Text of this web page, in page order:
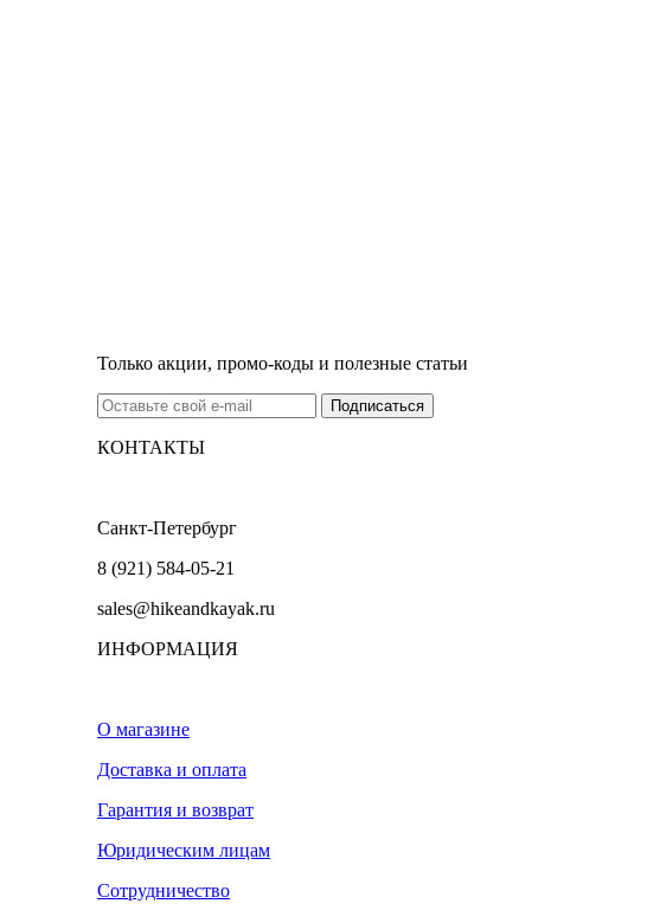
Только акции, промо-коды и полезные статьи
КОНТАКТЫ
Санкт-Петербург
8 (921) 584-05-21
sales@hikeandkayak.ru
ИНФОРМАЦИЯ
О магазине
Доставка и оплата
Гарантия и возврат
Юридическим лицам
Сотрудничество